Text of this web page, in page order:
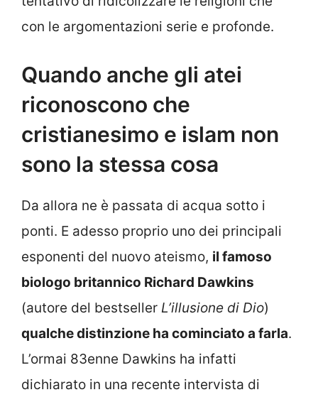
con le argomentazioni serie e profonde.
Quando anche gli atei
riconoscono che
cristianesimo e islam non
sono la stessa cosa
Da allora ne è passata di acqua sotto i
ponti. E adesso proprio uno dei principali
esponenti del nuovo ateismo, il famoso
biologo britannico Richard Dawkins
(autore del bestseller L’illusione di Dio)
qualche distinzione ha cominciato a farla.
L’ormai 83enne Dawkins ha infatti
dichiarato in una recente intervista di